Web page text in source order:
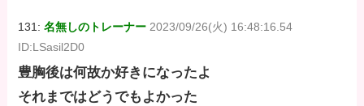
131:名無しのトレーナー 2023/09/26(火) 16:48:16.54
ID:LSasil2D0
豊胸後は何故か好きになったよ
それまではどうでもよかった